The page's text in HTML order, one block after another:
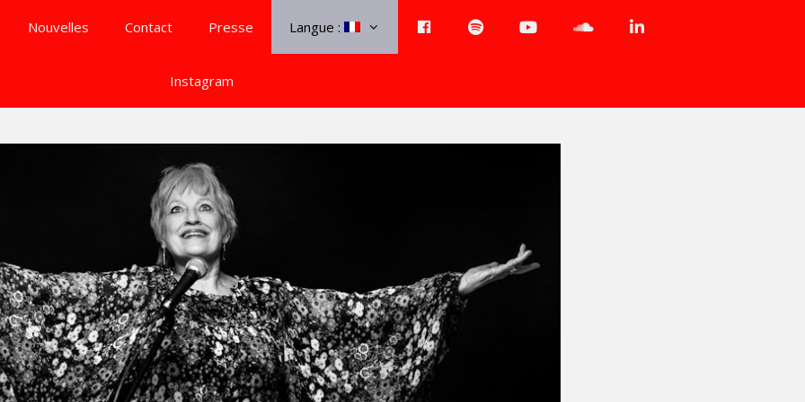
Nouvelles Contact Presse Langue : Menu- Spotify YouTubeSoundcloudLinkedIn
Instagram